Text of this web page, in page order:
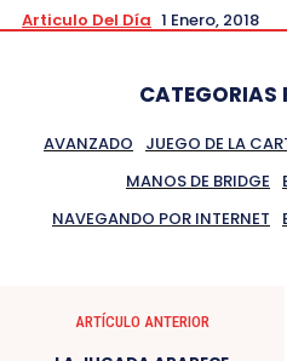
Articulo Del Día 1 Enero, 2018
CATEGORIAS
AVANZADO JUEGO DE LA
MANOS DE BRIDGE
NAVEGANDO POR INTERNET
ARTÍCULO ANTERIOR